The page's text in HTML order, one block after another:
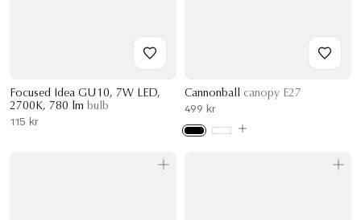
Focused Idea GU10, 7W LED,
2700K, 780 lm bulb
115 kr
Cannonball canopy E27
499 kr